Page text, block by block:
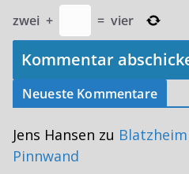
zwei + = vier
Neueste Kommentare
Jens Hansen zu
Pinnwand